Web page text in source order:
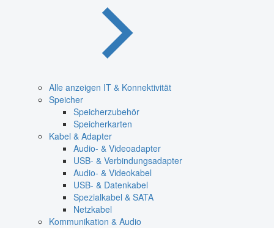
Alle anzeigen IT & Konnektivität
Speicher
Speicherzubehör
Speicherkarten
Kabel & Adapter
Audio- & Videoadapter
USB- & Verbindungsadapter
Audio- & Videokabel
USB- & Datenkabel
Spezialkabel & SATA
Netzkabel
Kommunikation & Audio